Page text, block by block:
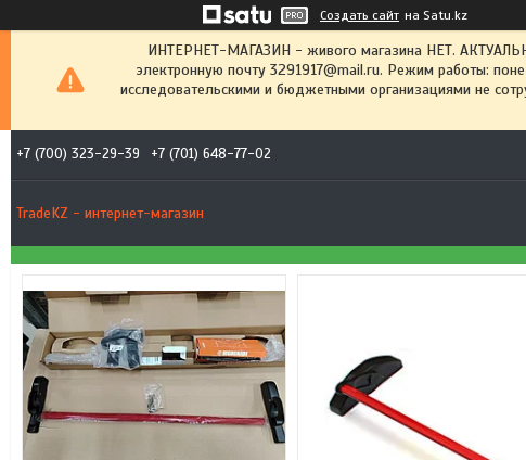
Создать сайт на Satu.kz
ИНТЕРНЕТ-МАГАЗИН - живого магазина НЕТ.
электронную почту 3291917@mail.ru. Режим работы:
исследовательскими и бюджетными организациями не
+7 (700) 323-29-39 +7 (701) 648-77-02
TradeKZ - интернет-магазин